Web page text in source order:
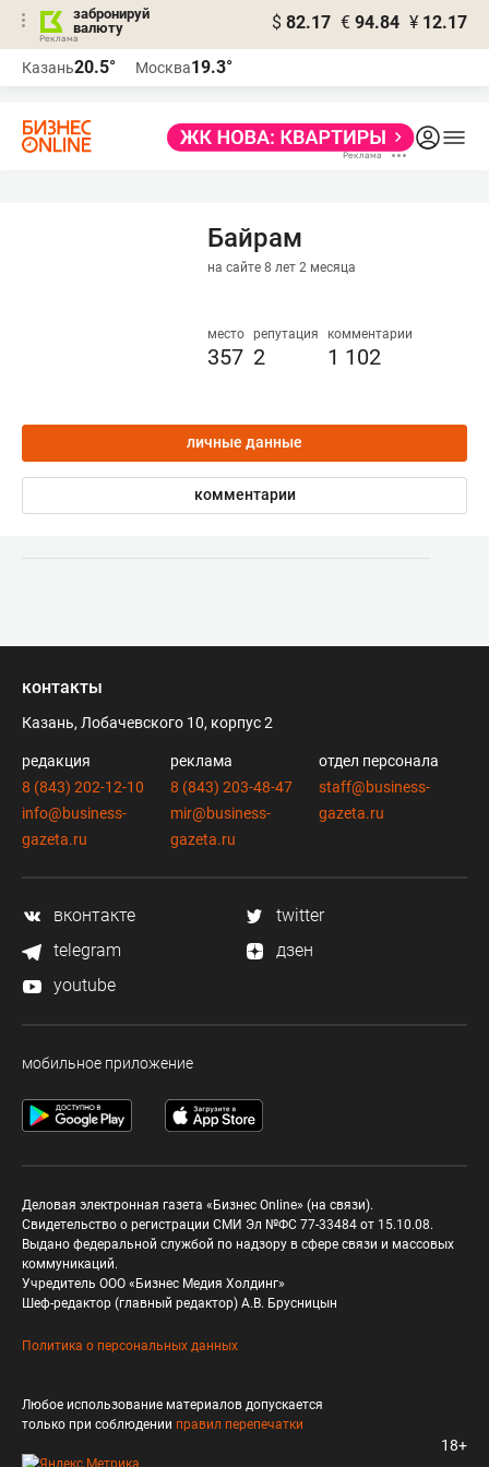
забронируй
валюту
$ 82.17 € 94.84 ¥ 12.17
Казань20.5° Москва19.3°
Байрам
на сайте 8 лет 2 месяца
место
357
репутация
2
комментарии
1 102
личные данные
комментарии
контакты
Казань, Лобачевского 10, корпус 2
редакция
8 (843) 202-12-10
info@business-
gazeta.ru
реклама
8 (843) 203-48-47
mir@business-
gazeta.ru
отдел персонала
staff@business-
gazeta.ru
вконтакте
twitter
telegram
дзен
youtube
мобильное приложение
Деловая электронная газета «Бизнес Online» (на связи).
Свидетельство о регистрации СМИ Эл №ФС 77-33484 от 15.10.08.
Выдано федеральной службой по надзору в сфере связи и массовых
коммуникаций.
Учредитель ООО «Бизнес Медия Холдинг»
Шеф-редактор (главный редактор) А.В. Брусницын
Политика о персональных данных
Любое использование материалов допускается
только при соблюдении правил перепечатки
18+